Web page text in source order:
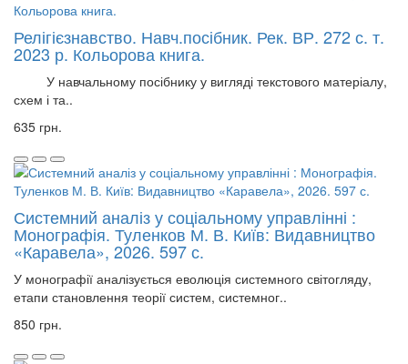
Релігієзнавство. Навч.посібник. Рек. ВР. 272 с. т.
2023 р. Кольорова книга.
У навчальному посібнику у вигляді текстового матеріалу,
схем і та..
635 грн.
Системний аналіз у соціальному управлінні :
Монографія. Туленков М. В. Київ: Видавництво
«Каравела», 2026. 597 с.
У монографії аналізується еволюція системного світогляду,
етапи становлення теорії систем, системног..
850 грн.